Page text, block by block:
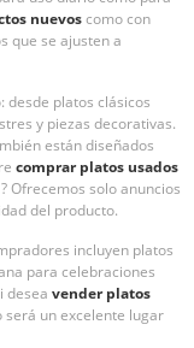
nuevoscomo con
que se ajusten a
desde platos clásicos
y piezas decorativas.
están diseñados
comprar platos usados
? Ofrecemos solo anuncios
del producto.
incluyen platos
para celebraciones
desea vender platos
será un excelente lugar